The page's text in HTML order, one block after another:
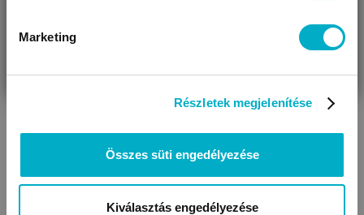
Marketing
Részletek megjelenítése
Összes süti engedélyezése
Kiválasztás engedélyezése
SCOLAR
VÁRANDÓS
AJÁNDÉKOT